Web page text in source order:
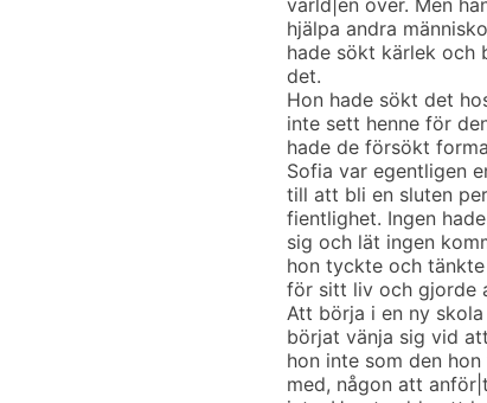
värld|en över. Men
hjälpa andra
hade sökt kärlek och
det.
Hon hade sökt det
inte sett henne för
hade de försökt
Sofia var egentligen
till att bli en sluten
fientlighet. Ingen
sig och lät ingen
hon tyckte och
för sitt liv och gjorde
Att börja i en ny
börjat vänja sig vid
hon inte som den
med, någon att